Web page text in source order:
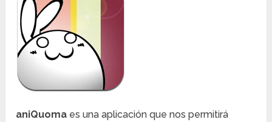
aniQuoma es una aplicación que nos permitirá